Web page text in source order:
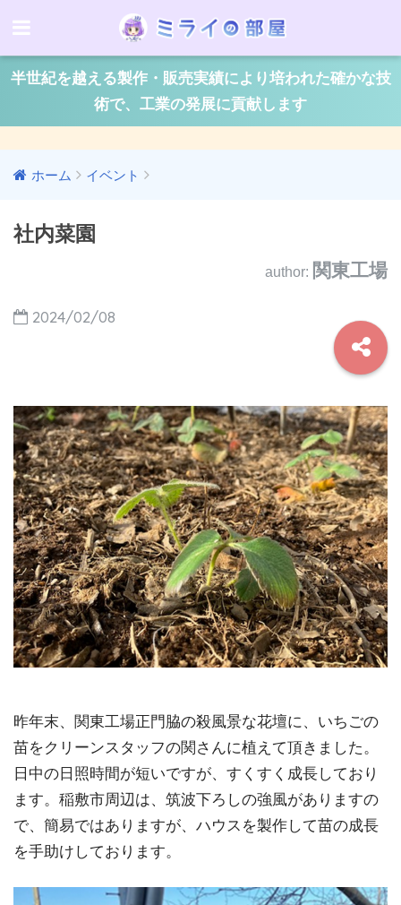
半世紀を越える製作・販売実績により培われた確かな技
術で、工業の発展に貢献します
ホーム イベント
社内菜園
author: 関東工場
2024/02/08
昨年末、関東工場正門脇の殺風景な花壇に、いちごの
苗をクリーンスタッフの関さんに植えて頂きました。
日中の日照時間が短いですが、すくすく成長しており
ます。稲敷市周辺は、筑波下ろしの強風がありますの
で、簡易ではありますが、ハウスを製作して苗の成長
を手助けしております。